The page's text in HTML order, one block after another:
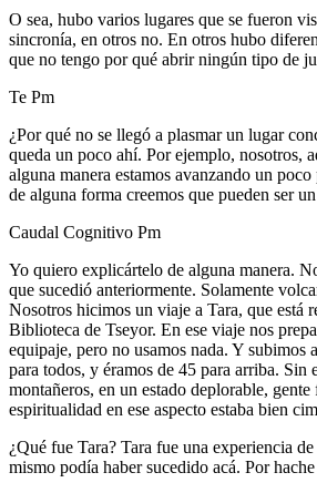
O sea, hubo varios lugares que se fueron
sincronía, en otros no. En otros hubo
que no tengo por qué abrir ningún tipo de
Te Pm
¿Por qué no se llegó a plasmar un lugar
queda un poco ahí. Por ejemplo, nosotros,
alguna manera estamos avanzando un
de alguna forma creemos que pueden ser
Caudal Cognitivo Pm
Yo quiero explicártelo de alguna manera.
que sucedió anteriormente. Solamente
Nosotros hicimos un viaje a Tara, que está
Biblioteca de Tseyor. En ese viaje nos
equipaje, pero no usamos nada. Y subimos
para todos, y éramos de 45 para arriba. Sin
montañeros, en un estado deplorable, gente
espiritualidad en ese aspecto estaba bien
¿Qué fue Tara? Tara fue una experiencia
mismo podía haber sucedido acá. Por